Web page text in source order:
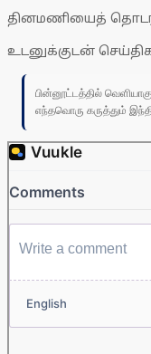
தினமணியைத்
உடனுக்குடன்
பின்னூட்டத்தில்
எந்தவொரு கருத்தும்